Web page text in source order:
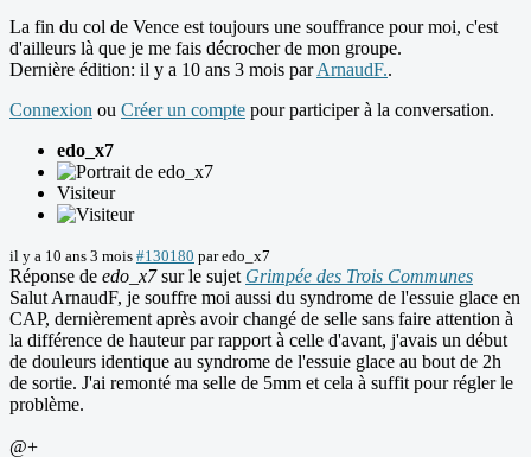
La fin du col de Vence est toujours une souffrance pour moi, c'est
d'ailleurs là que je me fais décrocher de mon groupe.
Dernière édition: il y a 10 ans 3 mois parArnaudF..
Connexion ou Créer un compte pour participer à la conversation.
edo_x7
Visiteur
il y a 10 ans 3 mois #130180 paredo_x7
Réponse de edo_x7sur le sujet Grimpée des Trois Communes
Salut ArnaudF, je souffre moi aussi du syndrome de l'essuie glace en
CAP, dernièrement après avoir changé de selle sans faire attention à
la différence de hauteur par rapport à celle d'avant, j'avais un début
de douleurs identique au syndrome de l'essuie glace au bout de 2h
de sortie. J'ai remonté ma selle de 5mm et cela à suffit pour régler le
problème.
@+